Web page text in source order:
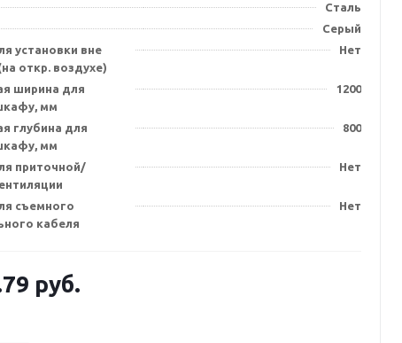
Сталь
Серый
установки вне
откр. воздухе)
Нет
ширина для
мм
1200
глубина для
мм
800
приточной/
Нет
съемного
кабеля
Нет
руб.